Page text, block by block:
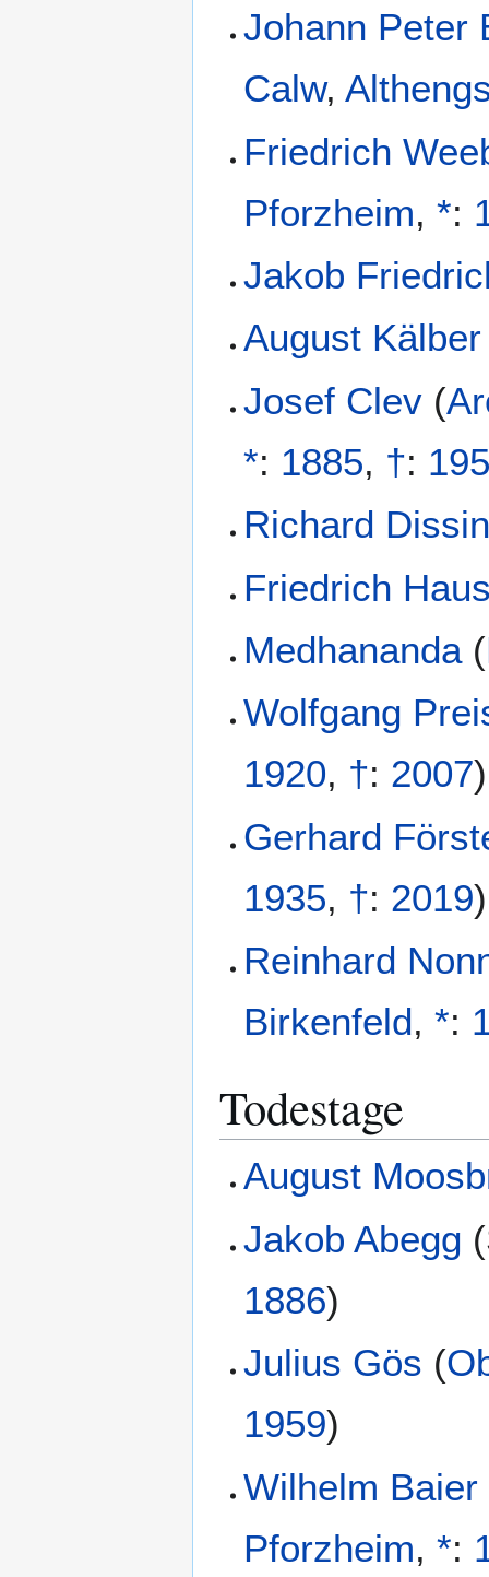
Johann Peter
Calw,
Friedrich
Pforzheim,*:
Jakob
August Kälber
Josef Clev (
*: 1885, †:
Richard
Friedrich
Medhananda(
Wolfgang
1920, †: 2007)
Gerhard
1935, †: 2019)
Reinhard
Birkenfeld,*:
Todestage
August
Jakob Abegg (
1886)
Julius Gös (
1959)
Wilhelm Baier
Pforzheim,*: